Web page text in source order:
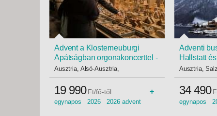
Advent a Klosterneuburgi
Apátságban orgonakoncerttel -
Budapest, Busz
Ausztria, Alsó-Ausztria,
Klosterneuburg
19 990 Ft/fő-től +
egynapos 2026 2026 advent
Adventi
Hallstatt
-
Ausztria,
Hallstatt
34 490
egynapos